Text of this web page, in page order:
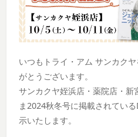
いつもトライ・アム サンカク
がとうございます。
サンカクヤ姪浜店・薬院店・
ま2024秋冬号に掲載されてい
示いたします。